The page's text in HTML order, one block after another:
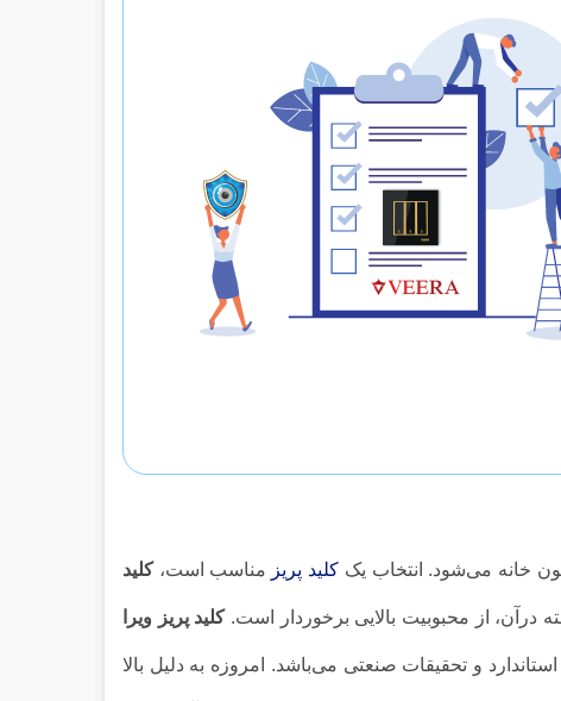
خانه می‌شود. انتخاب یک کلید پریز مناسب است،کلید
درآن، از محبوبیت بالایی برخوردار است. کلید پریز ویرا
و تحقیقات صنعتی می‌باشد. امروزه به دلیل بالا